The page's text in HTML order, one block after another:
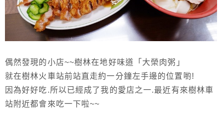
偶然發現的小店~~樹林在地好味道「大榮肉粥」
就在樹林火車站前站直走約一分鐘左手邊的位置喲!
因為好好吃.所以已經成了我的愛店之一.最近有來樹林車
站附近都會來吃一下啦~~